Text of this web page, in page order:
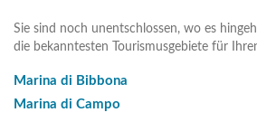
Sie sind noch unentschlossen, wo es
die bekanntesten Tourismusgebiete für
Marina di Bibbona
Marina di Campo